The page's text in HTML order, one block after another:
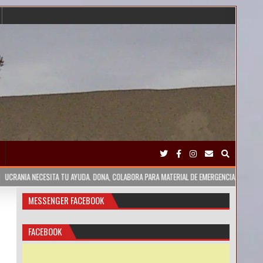
TU AYUDA. DONA, COLABORA PARA MATERIAL DE EMERGENCIA 2023-02-09
MESSENGER FACEBOOK
FACEBOOK